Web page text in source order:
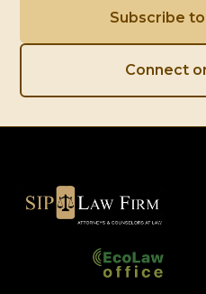
Subscribe
Connect